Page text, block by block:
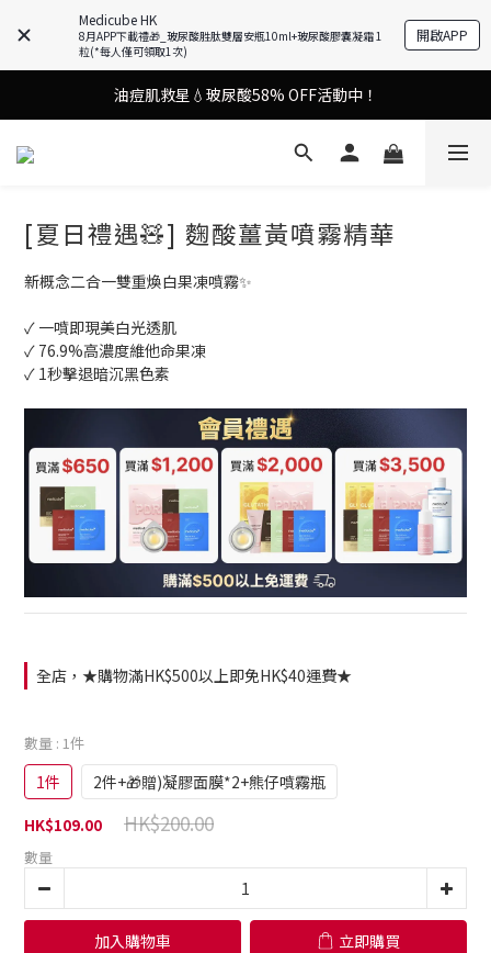
Medicube HK
8月APP下載禮🎁_玻尿酸胜肽雙層安瓶10ml+玻尿酸膠囊凝霜 1
粒(*每人僅可領取1次)
開啟APP
謝安琪愛用美容儀🌸護膚效果UP！
謝安琪愛用美容儀🌸護膚效果UP！
油痘肌救星💧玻尿酸58% OFF活動中！
果凍噴霧！一噴即現美白光透肌✨
謝安琪愛用美容儀🌸護膚效果UP！
[夏日禮遇🧸] 麴酸薑黃噴霧精華
新概念二合一雙重煥白果凍噴霧✨
✓ 一噴即現美白光透肌
✓ 76.9%高濃度維他命果凍
✓ 1秒擊退暗沉黑色素
全店，★購物滿HK$500以上即免HK$40運費★
數量 : 1件
1件 2件+🎁贈)凝膠面膜*2+熊仔噴霧瓶
HK$200.00
HK$109.00
數量
加入購物車 立即購買